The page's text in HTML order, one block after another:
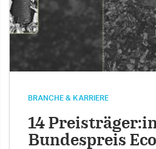
BRANCHE & KARRIERE
14
Bundespreis